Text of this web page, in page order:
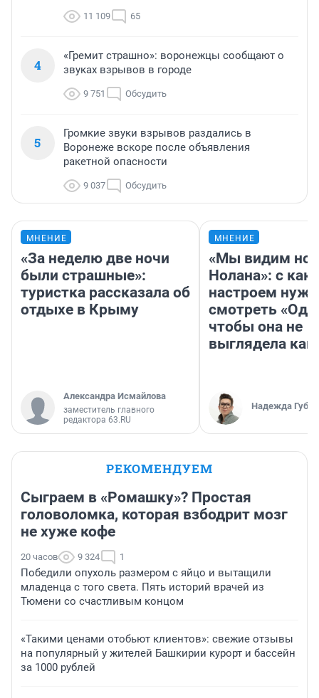
11 109 65
4
«Гремит страшно»: воронежцы сообщают о
звуках взрывов в городе
9 751 Обсудить
5
Громкие звуки взрывов раздались в
Воронеже вскоре после объявления
ракетной опасности
9 037 Обсудить
МНЕНИЕ
«За неделю две ночи
были страшные»:
туристка рассказала об
отдыхе в Крыму
Александра Исмайлова
заместитель главного
редактора 63.RU
МНЕНИЕ
«Мы видим
Нолана»: с
настроем
смотреть
чтобы она не
выглядела как
Надежда
РЕКОМЕНДУЕМ
Сыграем в «Ромашку»? Простая
головоломка, которая взбодрит мозг
не хуже кофе
20 часов 9 324 1
Победили опухоль размером с яйцо и вытащили
младенца с того света. Пять историй врачей из
Тюмени со счастливым концом
«Такими ценами отобьют клиентов»: свежие отзывы
на популярный у жителей Башкирии курорт и бассейн
за 1000 рублей